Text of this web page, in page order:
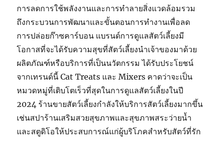
การลดการใช้พลังงานและการทำลายสิ่งแวดล้อมรวม
ถึงกระบวนการพัฒนาและขั้นตอนการทำงานเพื่อลด
การปล่อยก๊าซคาร์บอน แบรนด์การดูแลสัตว์เลี้ยงมี
โอกาสที่จะได้รับความสุขที่สัตว์เลี้ยงนำเจ้าของมาด้วย
ผลิตภัณฑ์หรือบริการที่เป็นนวัตกรรม ได้รับประโยชน์
จากเทรนด์นี้ Cat Treats และ Mixers คาดว่าจะเป็น
หมวดหมู่ที่เติบโตเร็วที่สุดในการดูแลสัตว์เลี้ยงในปี
2024 ร้านขายสัตว์เลี้ยงกำลังให้บริการสัตว์เลี้ยงมากขึ้น
เช่นสปาร้านเสริมสวยสุขภาพและสุขภาพสระว่ายน้ำ
และสตูดิโอให้ประสบการณ์แก่ผู้บริโภคสำหรับสัตว์ที่รัก